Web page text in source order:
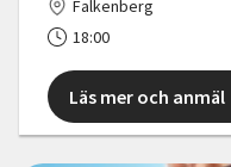
Falkenberg
18:00
Läs mer och anmäl